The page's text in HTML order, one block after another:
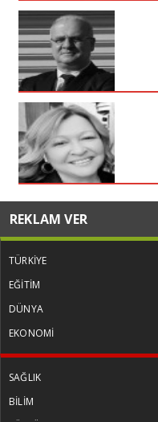
REKLAM VER
TÜRKİYE
EĞİTİM
DÜNYA
EKONOMİ
SAĞLIK
BİLİM